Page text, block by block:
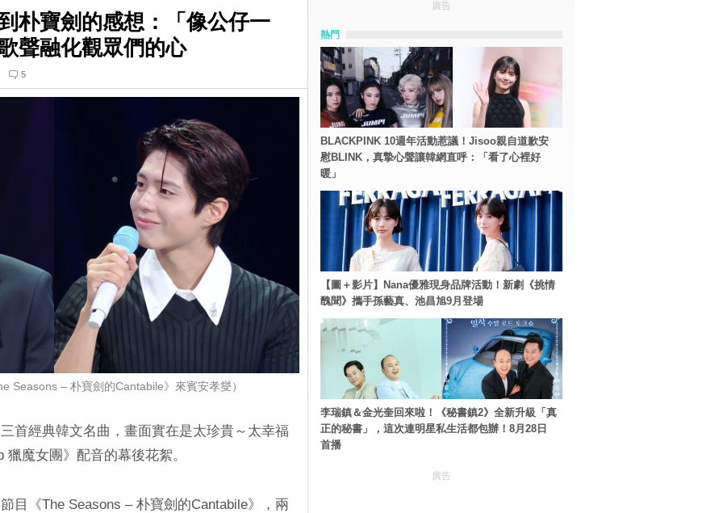
朴寶劍的感想：「像公仔一
聲融化觀眾們的心
5
Seasons – 朴寶劍的Cantabile》來賓安孝燮）
首經典韓文名曲，畫面實在是太珍貴～太幸福
魔女團》配音的幕後花絮。
目《The Seasons – 朴寶劍的Cantabile》，兩
廣告
熱門
BLACKPINK 10週年活動惹議！Jisoo親自道歉安
慰BLINK，真摯心聲讓韓網直呼：「看了心裡好
暖」
【圖＋影片】Nana優雅現身品牌活動！新劇《挑情
醜聞》攜手孫藝真、池昌旭9月登場
李瑞鎮＆金光奎回來啦！《秘書鎮2》全新升級「真
正的秘書」，這次連明星私生活都包辦！8月28日
首播
廣告